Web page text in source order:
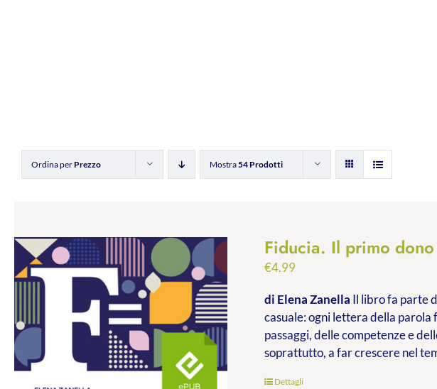
Ordina per Prezzo Mostra54 Prodotti
Fiducia. Il primo
€4.99
di Elena Zanella Il libro fa parte
casuale: ogni lettera della
passaggi, delle competenze e
soprattutto, a far crescere nel
Dettagli